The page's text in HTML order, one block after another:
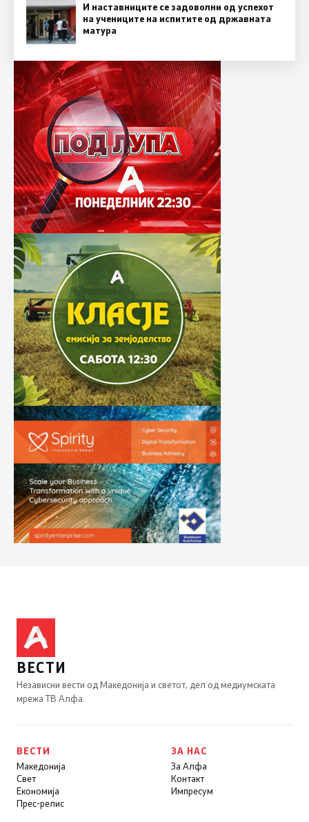
И наставниците се задоволни од успехот
на учениците на испитите од државната
матура
ВЕСТИ
Независни вести од Македонија и светот, дел од медиумската
мрежа ТВ Алфа.
ВЕСТИ
Македонија
Свет
Економија
Прес-релис
ЗА НАС
За Алфа
Контакт
Импресум